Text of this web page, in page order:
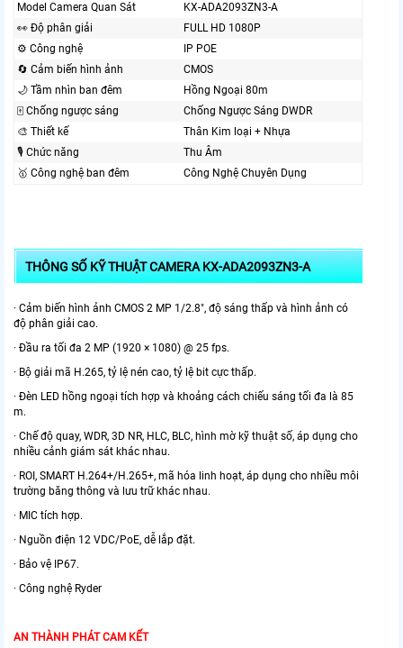
Model Camera Quan Sát
KX-ADA2093ZN3-A
️👀 Độ phân giải
FULL HD 1080P
⚙ Công nghệ
IP POE
🔄 Cảm biến hình ảnh
CMOS
🌙 Tầm nhìn ban đêm
Hồng Ngoại 80m
🀄 Chống ngược sáng
Chống Ngược Sáng DWDR
🎨 Thiết kế
Thân Kim loại + Nhựa
🎙 Chức năng
Thu Âm
🥇️ Công nghệ ban đêm
Công Nghệ Chuyên Dụng
THÔNG SỐ KỸ THUẬT CAMERA KX-ADA2093ZN3-A
· Cảm biến hình ảnh CMOS 2 MP 1/2.8", độ sáng thấp và hình ảnh có
độ phân giải cao.
· Đầu ra tối đa 2 MP (1920 × 1080) @ 25 fps.
· Bộ giải mã H.265, tỷ lệ nén cao, tỷ lệ bit cực thấp.
· Đèn LED hồng ngoại tích hợp và khoảng cách chiếu sáng tối đa là 85
m.
· Chế độ quay, WDR, 3D NR, HLC, BLC, hình mờ kỹ thuật số, áp dụng cho
nhiều cảnh giám sát khác nhau.
· ROI, SMART H.264+/H.265+, mã hóa linh hoạt, áp dụng cho nhiều môi
trường băng thông và lưu trữ khác nhau.
· MIC tích hợp.
· Nguồn điện 12 VDC/PoE, dễ lắp đặt.
· Bảo vệ IP67.
· Công nghệ Ryder
AN THÀNH PHÁT CAM KẾT